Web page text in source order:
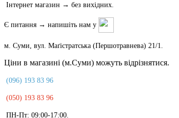
Інтернет магазин → без вихідних.
Є питання → напишіть нам у
м. Суми, вул. Маґістратська (Першотравнева) 21/1.
Ціни в магазині (м.Суми) можуть відрізнятися.
(096) 193 83 96
(050) 193 83 96
ПН-Пт: 09:00-17:00.